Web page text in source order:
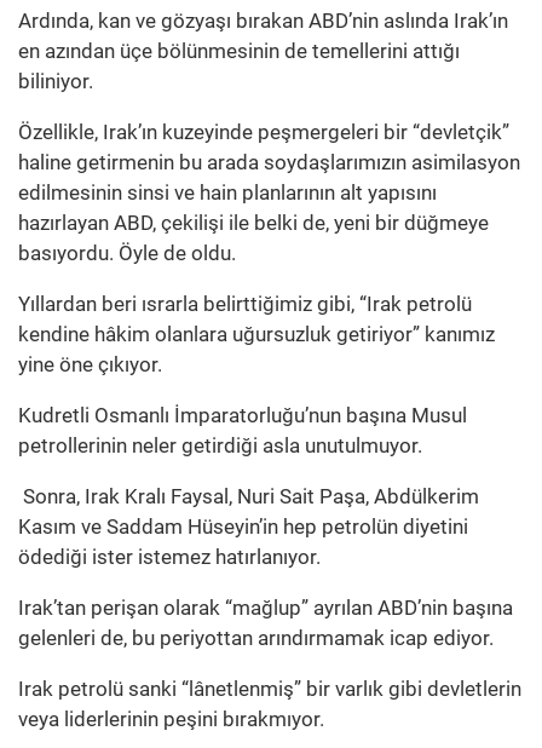
Ardında, kan ve gözyaşı bırakan ABD’nin aslında Irak’ın
en azından üçe bölünmesinin de temellerini attığı
biliniyor.
Özellikle, Irak’ın kuzeyinde peşmergeleri bir “devletçik”
haline getirmenin bu arada soydaşlarımızın asimilasyon
edilmesinin sinsi ve hain planlarının alt yapısını
hazırlayan ABD, çekilişi ile belki de, yeni bir düğmeye
basıyordu. Öyle de oldu.
Yıllardan beri ısrarla belirttiğimiz gibi, “Irak petrolü
kendine hâkim olanlara uğursuzluk getiriyor” kanımız
yine öne çıkıyor.
Kudretli Osmanlı İmparatorluğu’nun başına Musul
petrollerinin neler getirdiği asla unutulmuyor.
Sonra, Irak Kralı Faysal, Nuri Sait Paşa, Abdülkerim
Kasım ve Saddam Hüseyin’in hep petrolün diyetini
ödediği ister istemez hatırlanıyor.
Irak’tan perişan olarak “mağlup” ayrılan ABD’nin başına
gelenleri de, bu periyottan arındırmamak icap ediyor.
Irak petrolü sanki “lânetlenmiş” bir varlık gibi devletlerin
veya liderlerinin peşini bırakmıyor.